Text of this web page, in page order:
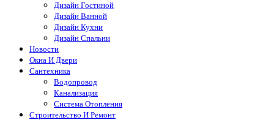
Дизайн Гостиной
Дизайн Ванной
Дизайн Кухни
Дизайн Спальни
Новости
Окна И Двери
Сантехника
Водопровод
Канализация
Система Отопления
Строительство И Ремонт